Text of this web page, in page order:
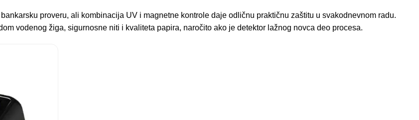
proveru, ali kombinacija UV i magnetne kontrole daje odličnu praktičnu zaštitu u svakodnevnom radu.
vodenog žiga, sigurnosne niti i kvaliteta papira, naročito ako je detektor lažnog novca deo procesa.